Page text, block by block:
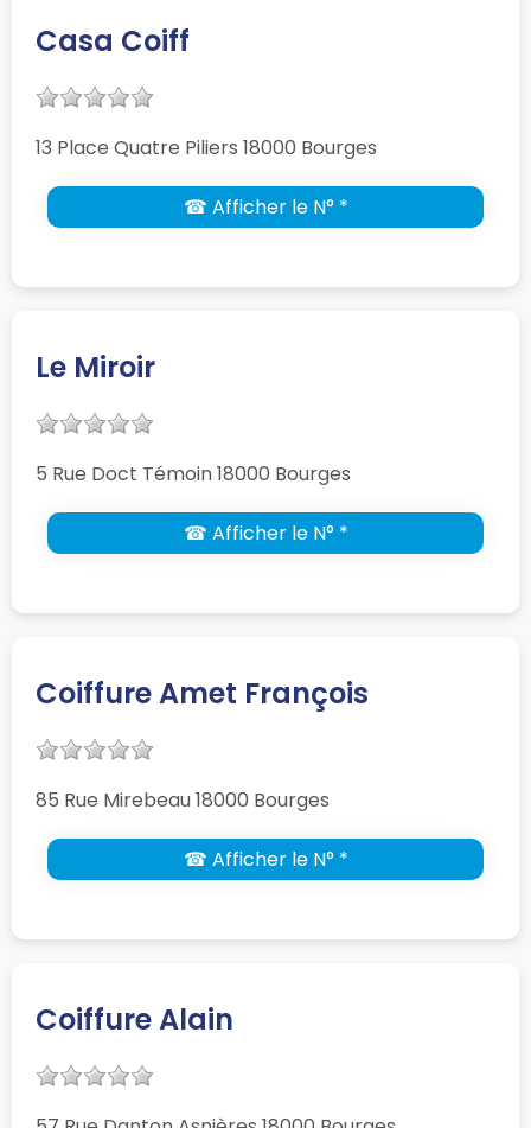
Casa Coiff
13 Place Quatre Piliers 18000 Bourges
☎ Afficher le N° *
Le Miroir
5 Rue Doct Témoin 18000 Bourges
☎ Afficher le N° *
Coiffure Amet François
85 Rue Mirebeau 18000 Bourges
☎ Afficher le N° *
Coiffure Alain